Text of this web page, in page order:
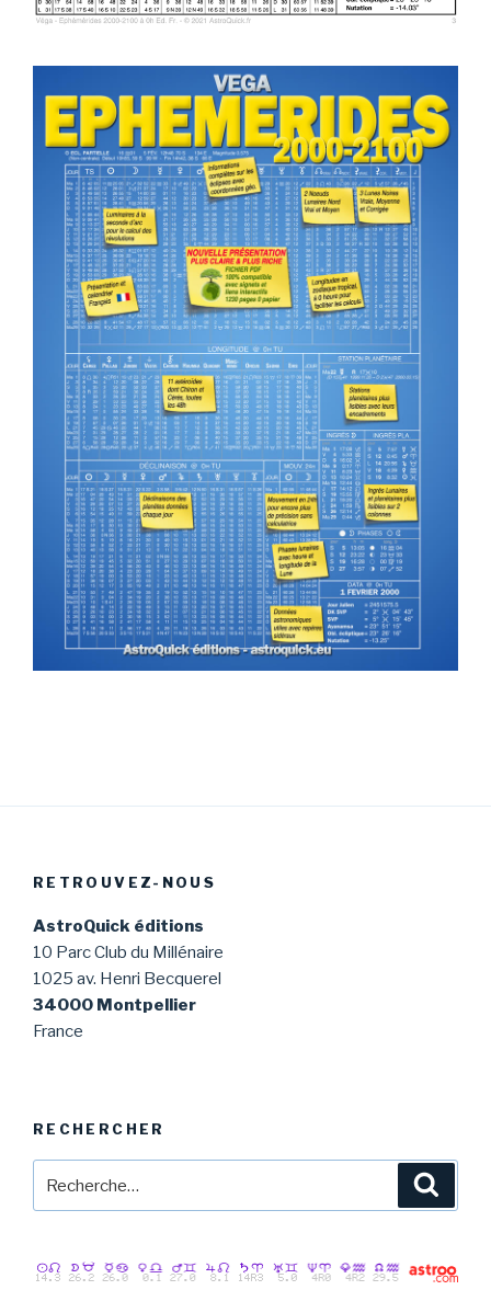
RETROUVEZ-NOUS
AstroQuick éditions
10 Parc Club du Millénaire
1025 av. Henri Becquerel
34000 Montpellier
France
RECHERCHER
pour